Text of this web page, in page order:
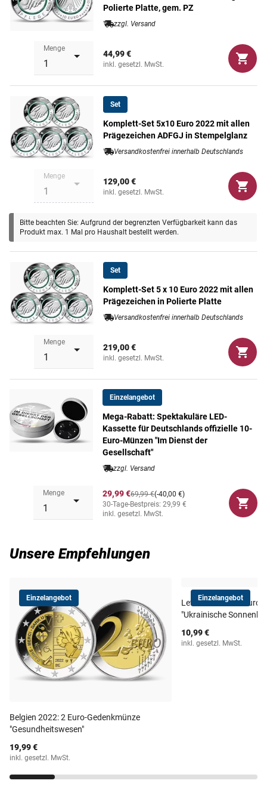
Berufsgruppen wertschätzend in den Fokus. Dabei
charakterisiert die Farbe des integrierten Polymer-Rings die
Stempelglanz zeigt das meisterhaft filigrane Motiv der
neuen 10-Euro-Münze komplexe Aufgabenbereiche der
Pflege und veranschaulicht Pflegebedürftigkeit sehr
eindrucksvoll als generationenübergreifendes Thema. Im
Motiv-Mittelpunkt steht eine in beide Hände genommene
schutzbedürftige Hand als Symbol des Vertrauens.
Nennwert 10 Euro
Gewicht
Polierte Platte, gem. PZ
zzgl. Versand
Menge
44,99 €
inkl. gesetzl. MwSt.
Set
Komplett-Set 5x10 Euro 2022 mit allen
Prägezeichen ADFGJ in Stempelglanz
Versandkostenfrei innerhalb Deutschlands
Menge
129,00 €
inkl. gesetzl. MwSt.
Bitte beachten Sie: Aufgrund der begrenzten Verfügbarkeit kann das
Produkt max. 1 Mal pro Haushalt bestellt werden.
Set
Komplett-Set 5 x 10 Euro 2022 mit allen
Prägezeichen in Polierte Platte
Versandkostenfrei innerhalb Deutschlands
Menge
219,00 €
inkl. gesetzl. MwSt.
Einzelangebot
Mega-Rabatt: Spektakuläre LED-
Kassette für Deutschlands offizielle 10-
Euro-Münzen "Im Dienst der
Gesellschaft"
zzgl. Versand
Menge 29,99 € (-40,00 €)
69,99 €
30-Tage-Bestpreis: 29,99 €
inkl. gesetzl. MwSt.
Unsere Empfehlungen
Einzelangebot
Belgien 2022: 2 Euro-Gedenkmünze
"Gesundheitswesen"
19,99 €
inkl. gesetzl. MwSt.
Einzelangebot
Lettland 2023: 2 Euro
"Ukrainische
10,99 €
inkl. gesetzl. MwSt.